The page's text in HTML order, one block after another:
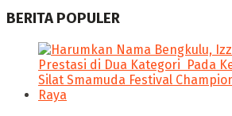
BERITA POPULER